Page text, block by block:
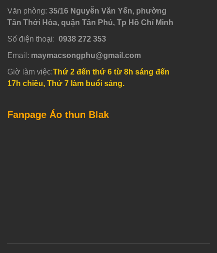
Văn phòng: 35/16 Nguyễn Văn Yến, phường
Tân Thới Hòa, quận Tân Phú, Tp Hồ Chí Minh
Số điện thoại: 0938 272 353
Email: maymacsongphu@gmail.com
Giờ làm việc:Thứ 2 đến thứ 6 từ 8h sáng đến
17h chiều, Thứ 7 làm buổi sáng.
Fanpage Áo thun Blak